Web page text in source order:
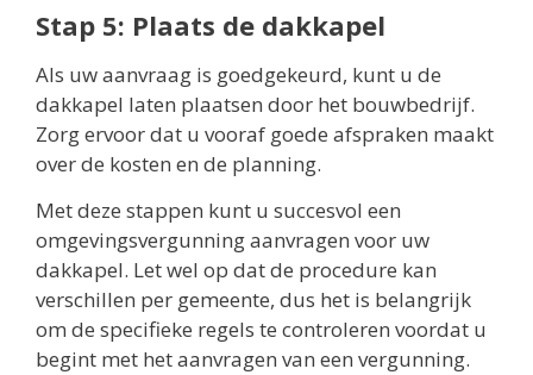
Stap 5: Plaats de dakkapel
Als uw aanvraag is goedgekeurd, kunt u de
dakkapel laten plaatsen door het bouwbedrijf.
Zorg ervoor dat u vooraf goede afspraken maakt
over de kosten en de planning.
Met deze stappen kunt u succesvol een
omgevingsvergunning aanvragen voor uw
dakkapel. Let wel op dat de procedure kan
verschillen per gemeente, dus het is belangrijk
om de specifieke regels te controleren voordat u
begint met het aanvragen van een vergunning.